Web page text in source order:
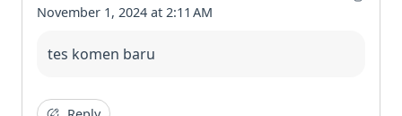
November 1, 2024 at 2:11 AM
tes komen baru